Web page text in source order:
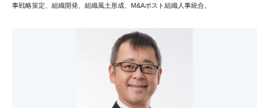
事戦略策定、組織開発、組織風土形成、M&Aポスト組織人事統合。